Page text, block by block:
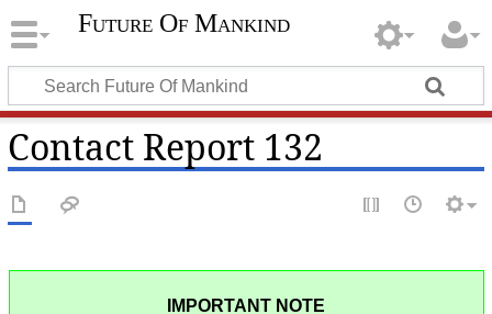
Future Of Mankind
Contact Report 132
IMPORTANT NOTE